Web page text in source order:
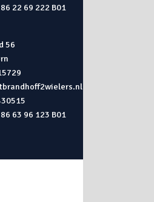
86 22 69 222 B01
56
86 63 96 123 B01